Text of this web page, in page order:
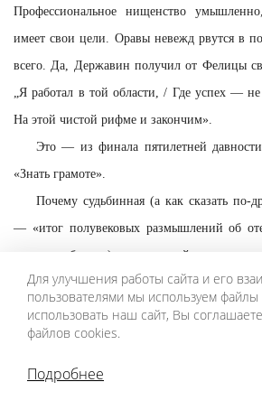
Профессиональное нищенство
имеет свои цели. Оравы невежд рвутся в
всего. Да, Державин получил от Фелицы
„Я работал в той области, / Где успех —
На этой чистой рифме и закончим».
Это — из финала пятилетней
«Знать грамоте».
Почему судьбинная (а как сказать по-
— «итог полувековых размышлений об
всем ее объеме»), пяти частей да в
прозыпростихи— пера московского
земли, пусть и в несравнимо более
предыдущее московское издание 2000 года?
Неприлично затянувшийся вопрос
аббревиатуры в названии новой
Для улучшения работы сайта и его
пользователями мы используем
использовать наш сайт, Вы
файлов cookies.
Подробнее